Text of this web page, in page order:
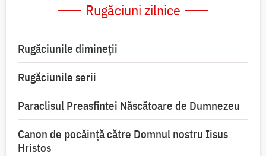
Rugăciuni zilnice
Rugăciunile dimineții
Rugăciunile serii
Paraclisul Preasfintei Născătoare de Dumnezeu
Canon de pocăință către Domnul nostru Iisus
Hristos